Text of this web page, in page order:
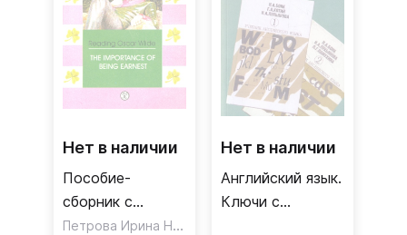
Нет в наличии
Пособие-
сборник с
заданиями и упр.
Петрова Ирина Николаевна
Нет в наличии
Английский язык.
Ключи с